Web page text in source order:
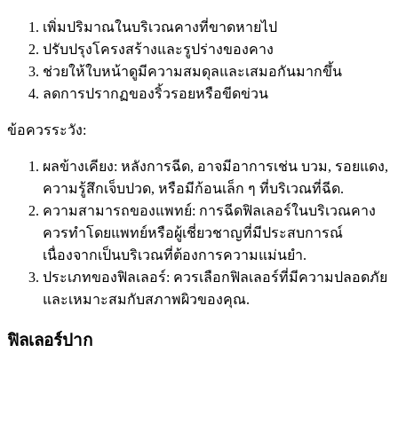
เพิ่มปริมาณในบริเวณคางที่ขาดหายไป
ปรับปรุงโครงสร้างและรูปร่างของคาง
ช่วยให้ใบหน้าดูมีความสมดุลและเสมอกันมากขึ้น
ลดการปรากฏของริ้วรอยหรือขีดข่วน
ข้อควรระวัง:
ผลข้างเคียง: หลังการฉีด, อาจมีอาการเช่น บวม, รอยแดง,
ความรู้สึกเจ็บปวด, หรือมีก้อนเล็ก ๆ ที่บริเวณที่ฉีด.
ความสามารถของแพทย์: การฉีดฟิลเลอร์ในบริเวณคาง
ควรทำโดยแพทย์หรือผู้เชี่ยวชาญที่มีประสบการณ์
เนื่องจากเป็นบริเวณที่ต้องการความแม่นยำ.
ประเภทของฟิลเลอร์: ควรเลือกฟิลเลอร์ที่มีความปลอดภัย
และเหมาะสมกับสภาพผิวของคุณ.
ฟิลเลอร์ปาก